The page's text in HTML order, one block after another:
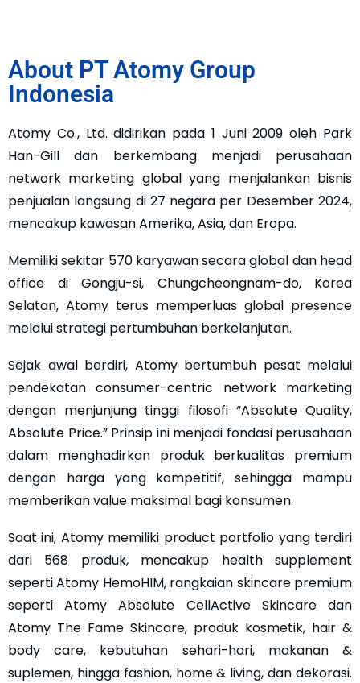
About PT Atomy Group
Indonesia
Atomy Co., Ltd. didirikan pada 1 Juni 2009 oleh Park
Han-Gill dan berkembang menjadi perusahaan
network marketing global yang menjalankan bisnis
penjualan langsung di 27 negara per Desember 2024,
mencakup kawasan Amerika, Asia, dan Eropa.
Memiliki sekitar 570 karyawan secara global dan head
office di Gongju-si, Chungcheongnam-do, Korea
Selatan, Atomy terus memperluas global presence
melalui strategi pertumbuhan berkelanjutan.
Sejak awal berdiri, Atomy bertumbuh pesat melalui
pendekatan consumer-centric network marketing
dengan menjunjung tinggi filosofi “Absolute Quality,
Absolute Price.” Prinsip ini menjadi fondasi perusahaan
dalam menghadirkan produk berkualitas premium
dengan harga yang kompetitif, sehingga mampu
memberikan value maksimal bagi konsumen.
Saat ini, Atomy memiliki product portfolio yang terdiri
dari 568 produk, mencakup health supplement
seperti Atomy HemoHIM, rangkaian skincare premium
seperti Atomy Absolute CellActive Skincare dan
Atomy The Fame Skincare, produk kosmetik, hair &
body care, kebutuhan sehari-hari, makanan &
suplemen, hingga fashion, home & living, dan dekorasi.